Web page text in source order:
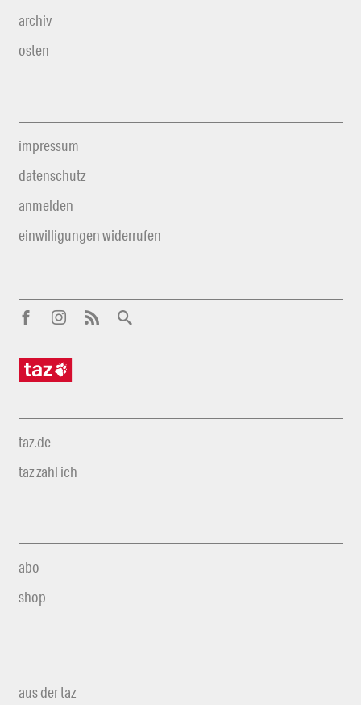
archiv
osten
impressum
datenschutz
anmelden
einwilligungen widerrufen
taz.de
taz zahl ich
abo
shop
aus der taz